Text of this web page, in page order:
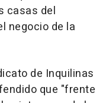
casas del
negocio de la
de Inquilinas
que "frente